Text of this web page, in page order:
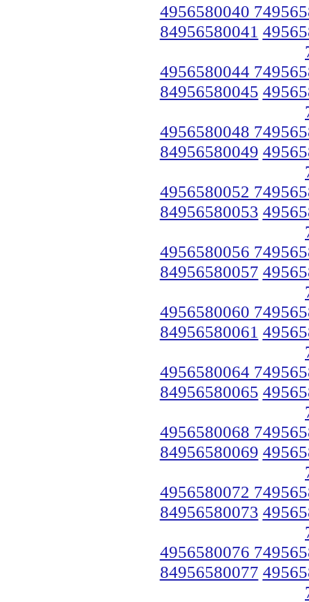
4956580040
84956580041
4956580044
84956580045
4956580048
84956580049
4956580052
84956580053
4956580056
84956580057
4956580060
84956580061
4956580064
84956580065
4956580068
84956580069
4956580072
84956580073
4956580076
84956580077